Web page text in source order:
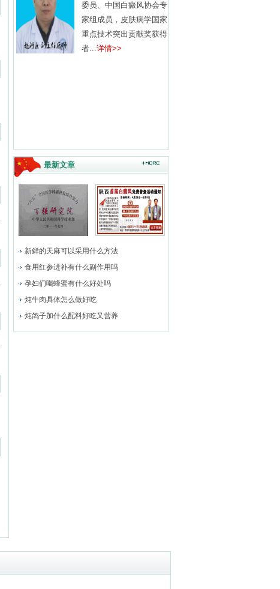
委员、中国白癜风协会专
家组成员，皮肤病学国家
重点技术突出贡献奖获得
者...详情>>
最新文章
新鲜的天麻可以采用什么方法
食用红参进补有什么副作用吗
孕妇们喝蜂蜜有什么好处吗
炖牛肉具体怎么做好吃
炖鸽子加什么配料好吃又营养